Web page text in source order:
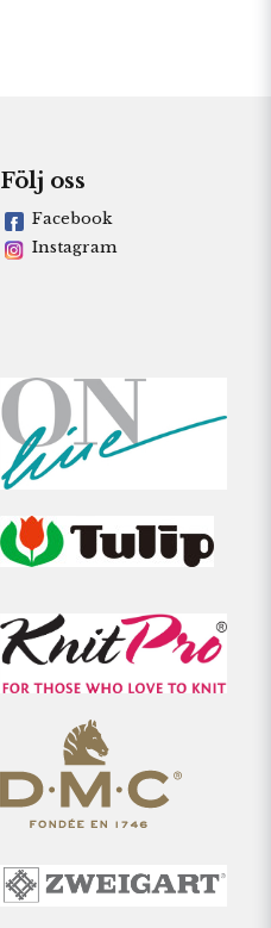
Följ oss
Facebook
Instagram